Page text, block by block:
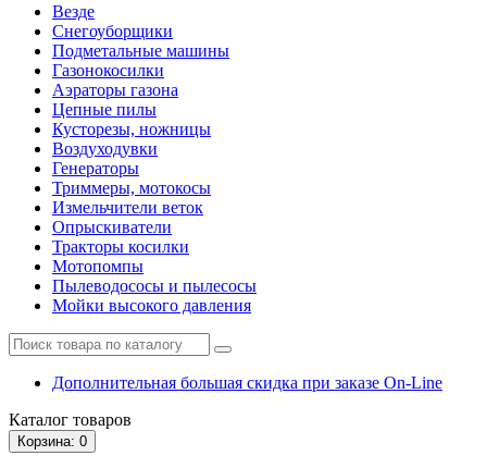
Везде
Снегоуборщики
Подметальные машины
Газонокосилки
Аэраторы газона
Цепные пилы
Кусторезы, ножницы
Воздуходувки
Генераторы
Триммеры, мотокосы
Измельчители веток
Опрыскиватели
Тракторы косилки
Мотопомпы
Пылеводососы и пылесосы
Мойки высокого давления
Дополнительная большая скидка при заказе On-Line
Каталог товаров
Корзина: 0